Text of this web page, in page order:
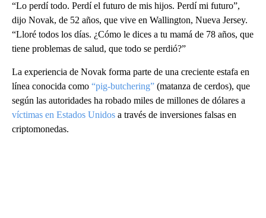
“Lo perdí todo. Perdí el futuro de mis hijos. Perdí mi futuro”,
dijo Novak, de 52 años, que vive en Wallington, Nueva Jersey.
“Lloré todos los días. ¿Cómo le dices a tu mamá de 78 años, que
tiene problemas de salud, que todo se perdió?”
La experiencia de Novak forma parte de una creciente estafa en
línea conocida como “pig-butchering” (matanza de cerdos), que
según las autoridades ha robado miles de millones de dólares a
víctimas en Estados Unidos a través de inversiones falsas en
criptomonedas.